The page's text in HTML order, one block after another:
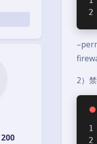
200
2）